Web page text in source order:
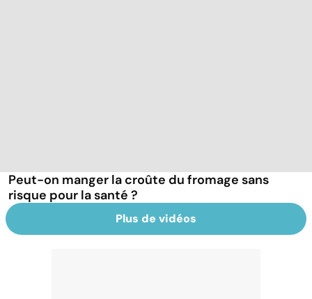
Peut-on manger la croûte du fromage sans
risque pour la santé ?
Plus de vidéos